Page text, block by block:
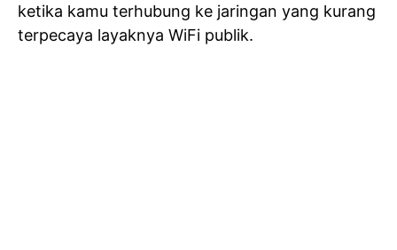
ketika kamu terhubung ke jaringan yang kurang
terpecaya layaknya WiFi publik.